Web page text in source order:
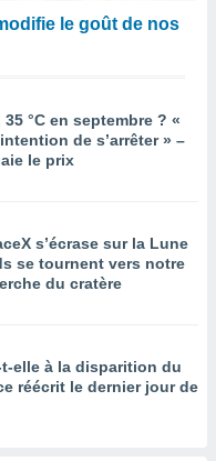
le goût de nos
°C en septembre ? «
de s’arrêter » –
le prix
s’écrase sur la Lune
se tournent vers notre
du cratère
elle à la disparition du
réécrit le dernier jour de